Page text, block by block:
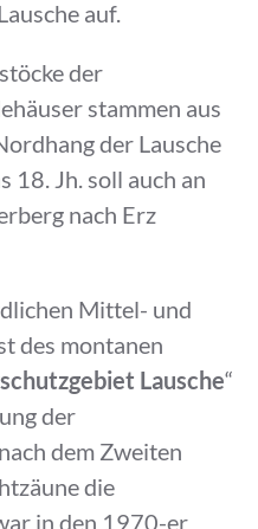
auf.
der
stammen aus
der Lausche
18. Jh. soll auch an
nach Erz
Mittel- und
des montanen
Lausche“
der
dem Zweiten
die
in den 1970-er